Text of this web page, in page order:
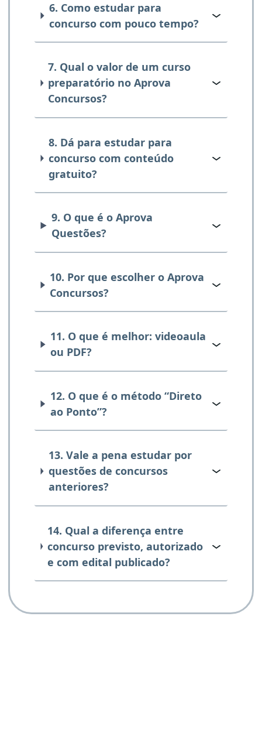
6. Como estudar para
concurso com pouco tempo?
7. Qual o valor de um curso
preparatório no Aprova
Concursos?
8. Dá para estudar para
concurso com conteúdo
gratuito?
9. O que é o Aprova
Questões?
10. Por que escolher o Aprova
Concursos?
11. O que é melhor: videoaula
ou PDF?
12. O que é o método “Direto
ao Ponto”?
13. Vale a pena estudar por
questões de concursos
anteriores?
14. Qual a diferença entre
concurso previsto, autorizado
e com edital publicado?